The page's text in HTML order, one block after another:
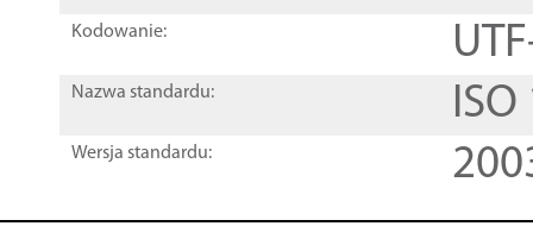
Kodowanie:
Nazwa standardu:
Wersja standardu: